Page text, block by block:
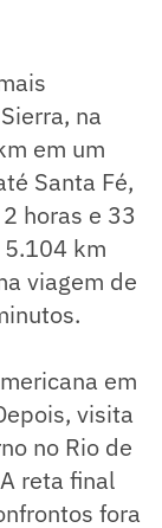
na
em um
Santa Fé,
horas e 33
km
viagem de
em
visita
no Rio de
reta final
fora